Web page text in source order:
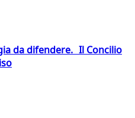
da difendere. Il Concilio